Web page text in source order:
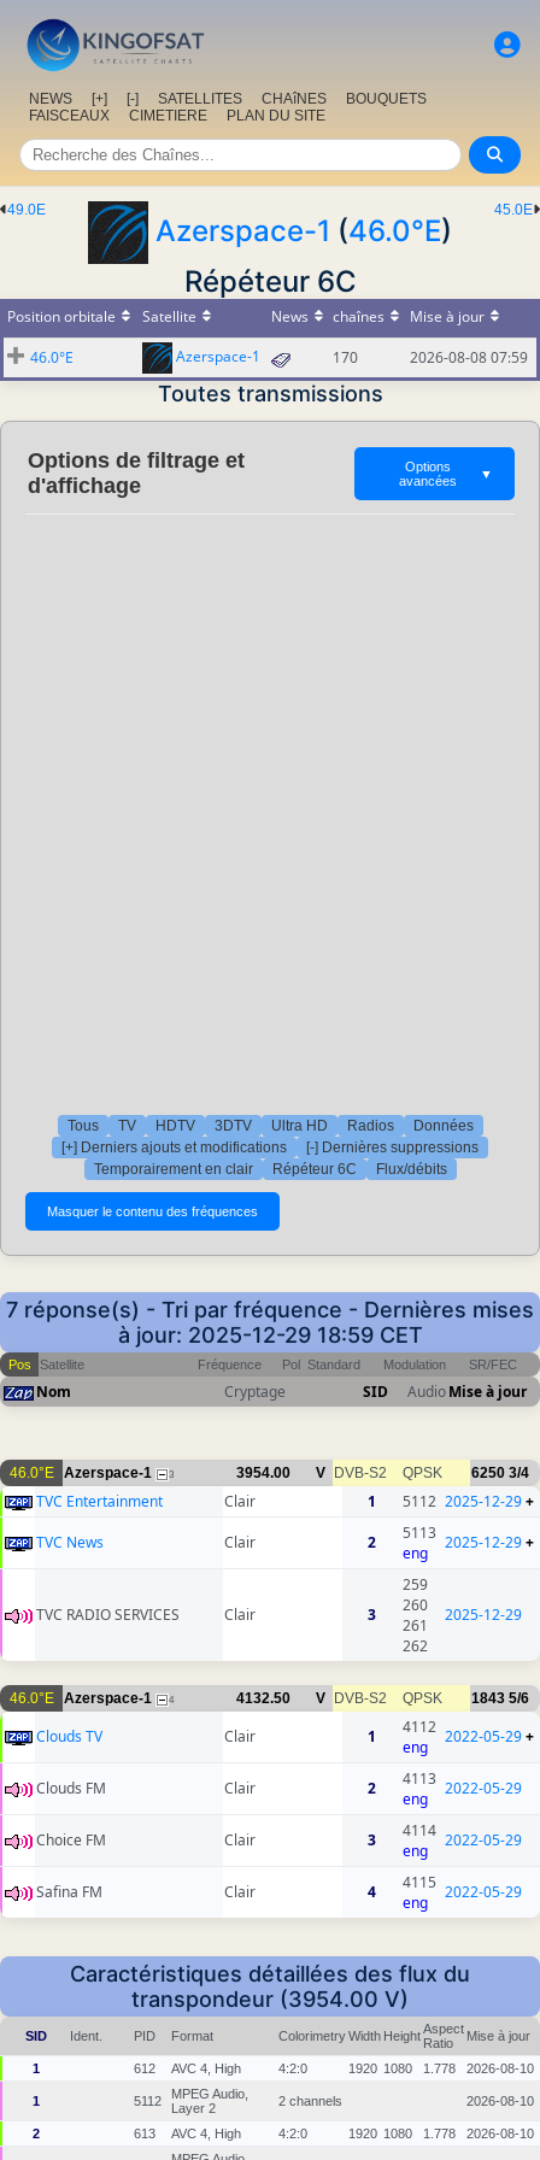
NEWS [+] [-] SATELLITES CHAîNES
BOUQUETS
FAISCEAUX
CIMETIERE PLAN DU SITE
45.0E
49.0E
Azerspace-1 (46.0°E)
Répéteur 6C
Position orbitale Satellite News chaînes
Mise à jour
46.0°E
Azerspace-1 170 2026-08-08 07:59
Toutes transmissions
Options de filtrage et
d'affichage
Options
avancées
▼
Tous TV HDTV 3DTV Ultra HD Radios
Données
[+] Derniers ajouts et modifications
[-] Dernières suppressions
Temporairement en clair
Répéteur 6C Flux/débits
7 réponse(s) - Tri par fréquence - Dernières mises
à jour: 2025-12-29 18:59 CET
Pos Satellite Fréquence Pol Standard Modulation SR/FEC
Nom Cryptage SID AudioMise à jour
46.0°E Azerspace-1 3 3954.00 V DVB-S2 QPSK 6250 3/4
TVC Entertainment Clair 1 5112 2025-12-29+
TVC News
Clair 2
5113
eng
2025-12-29+
TVC RADIO SERVICES Clair 3
259
260
261
262
2025-12-29
46.0°E Azerspace-1 4 4132.50 V DVB-S2 QPSK 1843 5/6
Clouds TV Clair 1
4112
eng
2022-05-29+
Clouds FM Clair 2
4113
eng
2022-05-29
Choice FM Clair 3
4114
eng
2022-05-29
Safina FM Clair 4
4115
eng
2022-05-29
Caractéristiques détaillées des flux du
transpondeur (3954.00 V)
SID Ident. PID Format ColorimetryWidth HeightAspect
Ratio
Mise à jour
1 612 AVC 4, High 4:2:0 1920 1080 1.778 2026-08-10
1 5112
MPEG Audio,
Layer 2
2 channels 2026-08-10
2 613 AVC 4, High 4:2:0 1920 1080 1.778 2026-08-10